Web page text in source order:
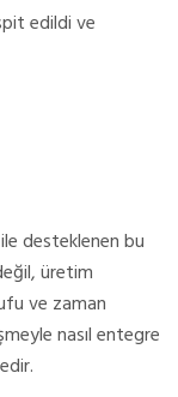
edildi ve
desteklenen bu
üretim
ve zaman
nasıl entegre